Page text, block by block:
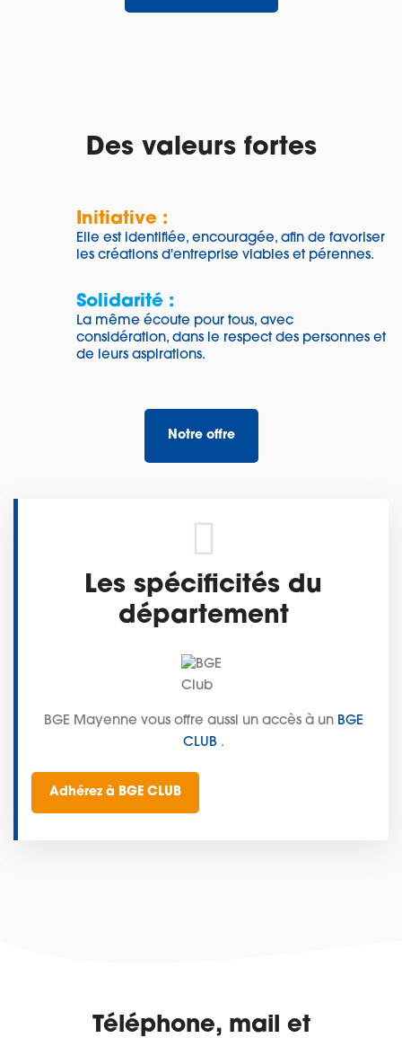
Des valeurs fortes
Initiative :
Elle est identifiée, encouragée, afin de favoriser
les créations d'entreprise viables et pérennes.
Solidarité :
La même écoute pour tous, avec
considération, dans le respect des personnes et
de leurs aspirations.
Notre offre
Les spécificités du
département
BGE Mayenne vous offre aussi un accès à un BGE
CLUB .
Adhérez à BGE CLUB
Téléphone, mail et